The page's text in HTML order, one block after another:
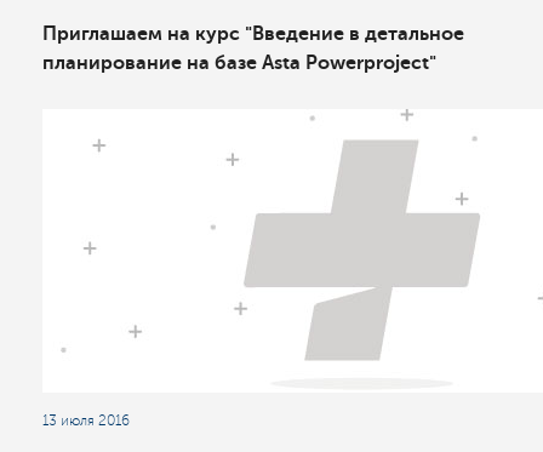
Приглашаем на курс "Введение в детальное
планирование на базе Asta Powerproject"
13 июля 2016